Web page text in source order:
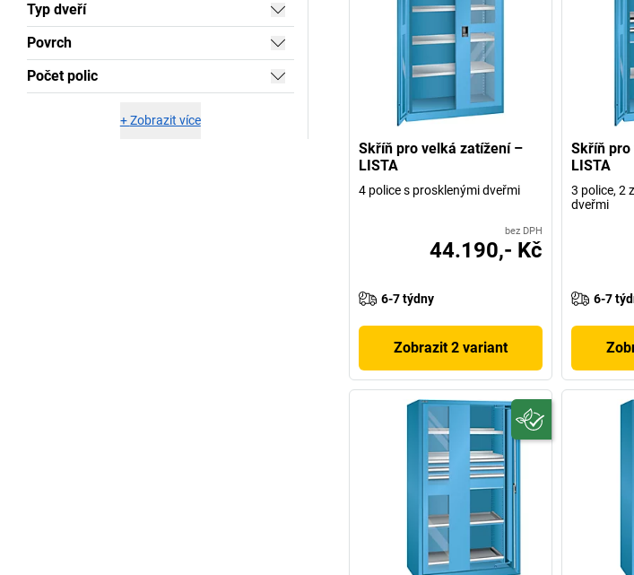
Typ dveří
Povrch
Počet polic
+Zobrazit více
Skříň pro velká zatížení –
LISTA
4 police s prosklenými dveřmi
bez DPH
44.190,- Kč
6-7 týdny
Zobrazit 2 variant
Skříň
LISTA
3 police, 2
dveřmi
6-7